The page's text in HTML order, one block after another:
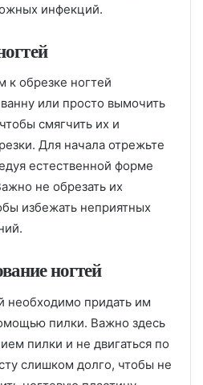
инфекций.
к обрезке ногтей
или просто вымочить
смягчить их и
Для начала отрежьте
естественной форме
не обрезать их
избежать неприятных
ногтей
необходимо придать им
пилки. Важно здесь
пилки и не двигаться по
слишком долго, чтобы не